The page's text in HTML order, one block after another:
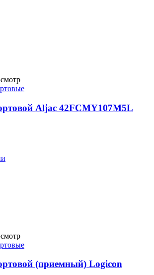
Aljac 42FCMY107M5L
(приемный) Logicon